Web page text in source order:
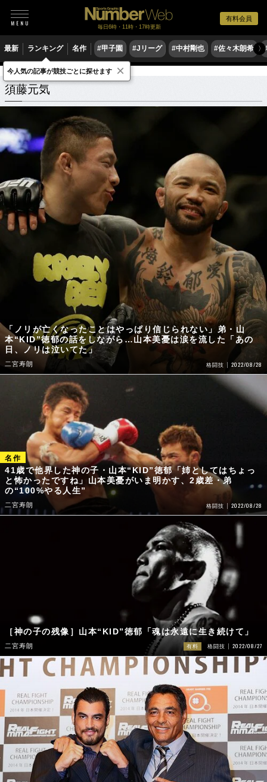
有料会員
毎日6時・11時・17時更新
最新 ランキング 名作 #甲子園 #Jリーグ #中村剛也 #佐々木朗希 〉
須藤元気 関連記事
須藤元気
「ノリが亡くなったことはやっぱり信じられない」弟・山
本“KID”徳郁の話をしながら…山本美憂は涙を流した「あの
日、ノリは泣いてた」
二宮寿朗 格闘技 2022/08/28
41歳で他界した神の子・山本“KID”徳郁「姉としてはちょっ
と怖かったですね」山本美憂がいま明かす、2歳差・弟
の“100%やる人生”
二宮寿朗 格闘技 2022/08/28
［神の子の残像］山本“KID”徳郁「魂は永遠に生き続けて」
二宮寿朗 有料 格闘技 2022/08/27
今人気の記事が競技ごとに探せます ×